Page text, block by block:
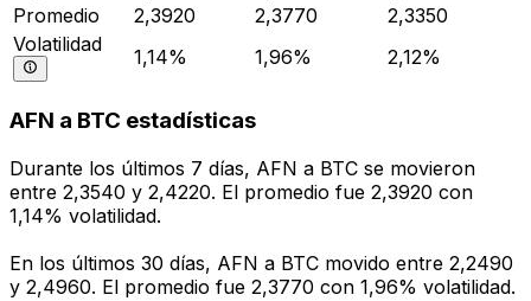
Promedio
2,3920 2,3770
2,3350
Volatilidad
1,14% 1,96% 2,12%
AFN a BTC estadísticas
Durante los últimos 7 días, AFN a BTC se movieron
entre 2,3540 y 2,4220. El promedio fue 2,3920 con
1,14% volatilidad.
En los últimos 30 días, AFN a BTC movido entre 2,2490
y 2,4960. El promedio fue 2,3770 con 1,96% volatilidad.